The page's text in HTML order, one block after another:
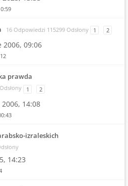
16 Odpowiedzi 115299 Odsłony 1 2
2006, 09:06
prawda
1 2
14:08
izraleskich
14:23